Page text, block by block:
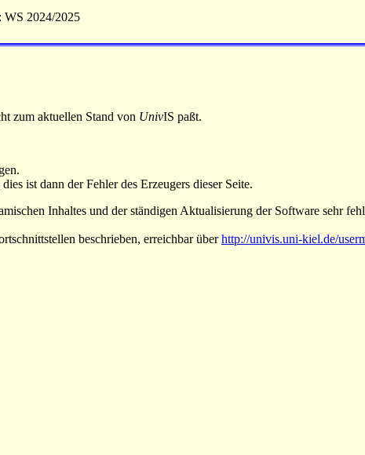
WS 2024/2025
zum aktuellen Stand von UnivIS paßt.
ist dann der Fehler des Erzeugers dieser Seite.
Inhaltes und der ständigen Aktualisierung der Software sehr
beschrieben, erreichbar überhttp://univis.uni-kiel.de/